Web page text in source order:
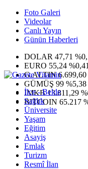
Foto Galeri
Videolar
Canlı Yayın
Günün Haberleri
DOLAR 47,71
EURO 55,24 %0,41
G.ALTIN6.699,60
GÜMÜŞ 99 %5,38
IMKB13.811,29
BITCOIN 65.217
İlçe - Belde
Sağlık
Üniversite
Yaşam
Eğitim
Asayiş
Emlak
Turizm
Resmî İlan